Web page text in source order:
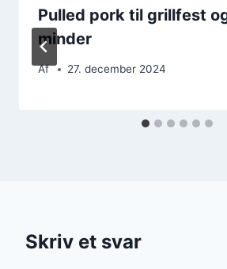
Pulled pork til grillfest
minder
Af 27. december 2024
Skriv et svar